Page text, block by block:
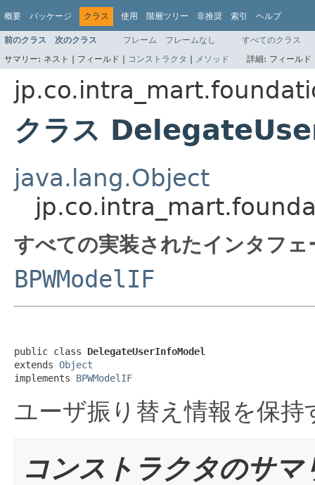
概要 パッケージ クラス 使用 階層ツリー 非推奨 索引 ヘルプ
前のクラス 次のクラス フレーム フレームなし
すべてのクラス
サマリー: ネスト | フィールド | コンストラクタ | メソッド 詳細: フィール
クラス
java.lang.Object
すべての実装されたインタフ
BPWModelIF
public class DelegateUserInfoModel
extends Object
implements BPWModelIF
ユーザ振り替え情報を保持
コンストラクタのサマ